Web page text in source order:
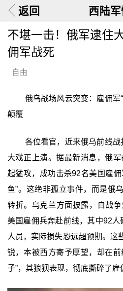
返回 西陆
不堪一击！俄军逮住
佣军战死
自由
俄乌战场风云突变：雇佣军
颠覆
各位看官，近来俄乌前线战
大戏正上演。据最新消息，俄
起猛攻，成功击杀92名美国雇
鱼”。这绝非孤立事件，而是俄
转折。乌克兰方面披露，自战
美国雇佣兵奔赴前线，其中92人
人员，实际损失恐远超预期。这
锐，本被西方寄予厚望，却在
子”，其狼狈表现，彻底撕碎了雇